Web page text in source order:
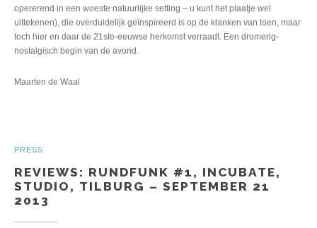
opererend in een woeste natuurlijke setting – u kunt het plaatje wel
uittekenen), die overduidelijk geïnspireerd is op de klanken van toen, maar
toch hier en daar de 21ste-eeuwse herkomst verraadt. Een dromerig-
nostalgisch begin van de avond.
Maarten de Waal
PRESS
REVIEWS: RUNDFUNK #1, INCUBATE,
STUDIO, TILBURG – SEPTEMBER 21
2013